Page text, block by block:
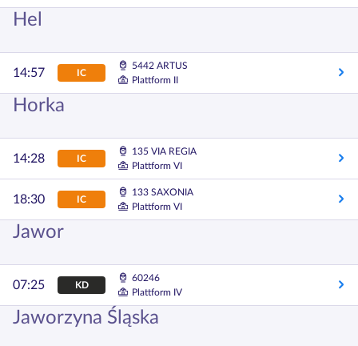
Hel
14:57 IC
5442 ARTUS
Plattform II
Horka
14:28 IC
135 VIA REGIA
Plattform VI
18:30 IC
133 SAXONIA
Plattform VI
Jawor
07:25 KD
60246
Plattform IV
Jaworzyna Śląska